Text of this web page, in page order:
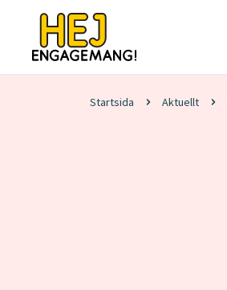
Startsida Aktuellt